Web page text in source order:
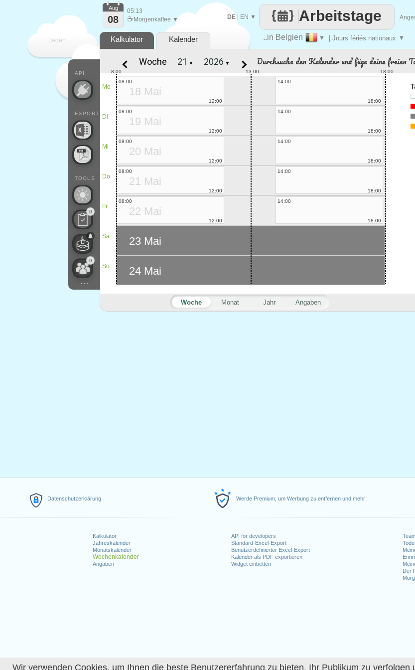
Wir verwenden Cookies, um Ihnen die beste Benutzererfahrung zu bieten, Ihr Publikum zu
Datenschutzerklärung Werde Premium, um Werbung zu entfernen und mehr
Kalkulator
Jahreskalender
Monatskalender
Wochenkalender
Angaben
API for developers
Standard-Excel-Export
Benutzerdefinierter Excel-Export
Kalender als PDF exportieren
Widget einbetten
Der
Jeden
Tag
..in Belgien ▼ | Jours fériés nationaux ▼
Arbeitstage
DE| EN ▼
API
EXPORT
TOOLS
0
0
...
Aug
08
05:13
☕ Morgenkaffee ▼
Kalkulator Kalender
Woche Monat Jahr Angaben
Woche ▼ ▼ Durchsuche den Kalender und füge deine freien
Mo
Di
Mi
Do
Fr
Sa
So
13:00
8:00 18:00
18 Mai
08:00
12:00
14:00
18:00
19 Mai
08:00
12:00
14:00
18:00
20 Mai
08:00
12:00
14:00
18:00
21 Mai
08:00
12:00
14:00
18:00
22 Mai
08:00
12:00
14:00
18:00
23 Mai
24 Mai